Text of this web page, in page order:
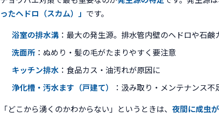
ったヘドロ（スカム）」 です。
浴室の排水溝 ：最大の発生源。排水管内壁のヘドロや石
洗面所 ：ぬめり・髪の毛がたまりやすく要注意
キッチン排水 ：食品カス・油汚れが原因に
浄化槽・汚水ます（戸建て）
：汲み取り・メンテナンス
「どこから湧くのかわからない」というときは、 夜間に成虫